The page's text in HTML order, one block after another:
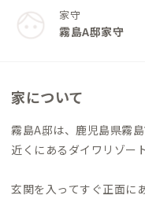
家守
霧島A邸家守
家について
霧島A邸は、鹿児島県霧
近くにあるダイワリゾー
玄関を入ってすぐ正面に